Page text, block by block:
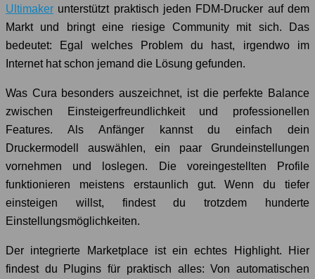
Ultimaker unterstützt praktisch jeden FDM-Drucker auf dem
Markt und bringt eine riesige Community mit sich. Das
bedeutet: Egal welches Problem du hast, irgendwo im
Internet hat schon jemand die Lösung gefunden.
Was Cura besonders auszeichnet, ist die perfekte Balance
zwischen Einsteigerfreundlichkeit und professionellen
Features. Als Anfänger kannst du einfach dein
Druckermodell auswählen, ein paar Grundeinstellungen
vornehmen und loslegen. Die voreingestellten Profile
funktionieren meistens erstaunlich gut. Wenn du tiefer
einsteigen willst, findest du trotzdem hunderte
Einstellungsmöglichkeiten.
Der integrierte Marketplace ist ein echtes Highlight. Hier
findest du Plugins für praktisch alles: Von automatischen